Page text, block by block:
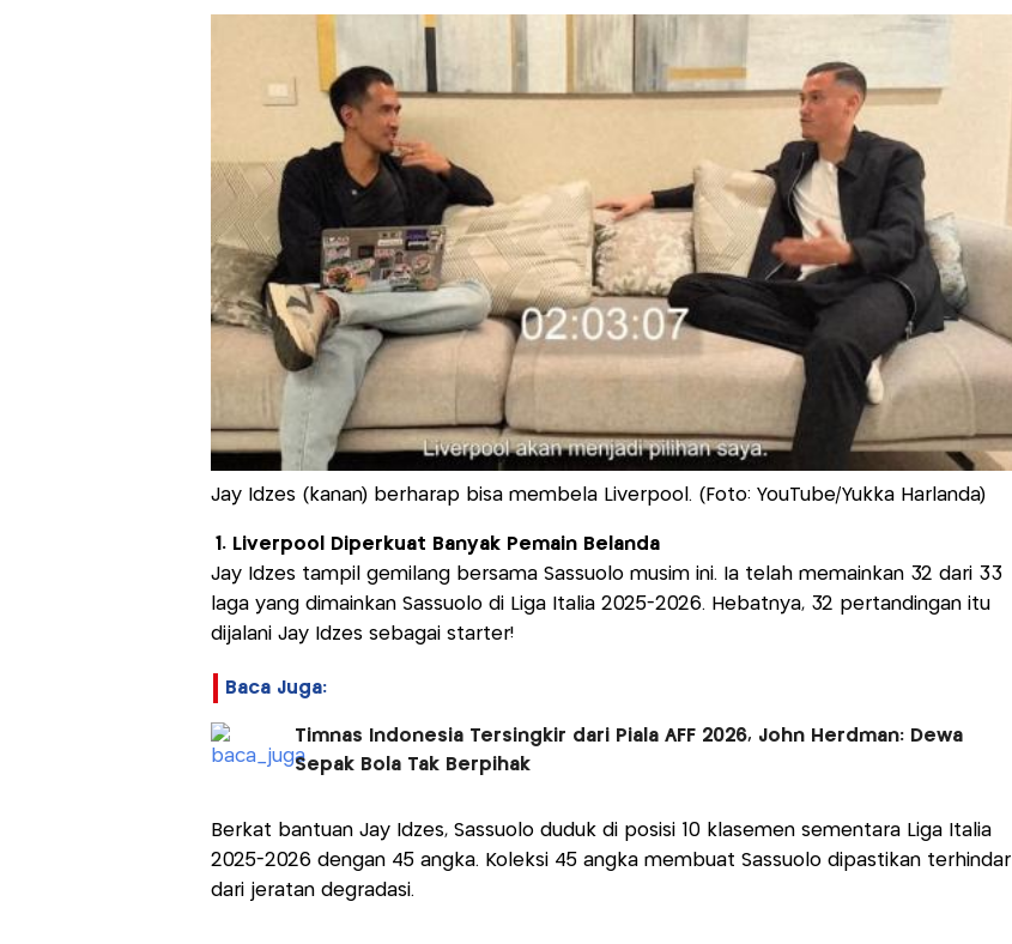
Jay Idzes (kanan) berharap bisa membela Liverpool. (Foto: YouTube/Yukka Harlanda)
1. Liverpool Diperkuat Banyak Pemain Belanda
Jay Idzes tampil gemilang bersama Sassuolo musim ini. Ia telah memainkan 32 dari 33
laga yang dimainkan Sassuolo di Liga Italia 2025-2026. Hebatnya, 32 pertandingan itu
dijalani Jay Idzes sebagai starter!
Baca Juga:
Timnas Indonesia Tersingkir dari Piala AFF 2026, John Herdman: Dewa
Sepak Bola Tak Berpihak
Berkat bantuan Jay Idzes, Sassuolo duduk di posisi 10 klasemen sementara Liga Italia
2025-2026 dengan 45 angka. Koleksi 45 angka membuat Sassuolo dipastikan terhindar
dari jeratan degradasi.